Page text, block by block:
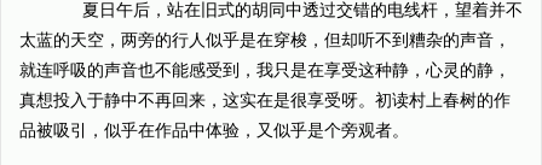
夏日午后，站在旧式的胡同中透过交错的电线杆，望着并不
太蓝的天空，两旁的行人似乎是在穿梭，但却听不到糟杂的声音，
就连呼吸的声音也不能感受到，我只是在享受这种静，心灵的静，
真想投入于静中不再回来，这实在是很享受呀。初读村上春树的作
品被吸引，似乎在作品中体验，又似乎是个旁观者。